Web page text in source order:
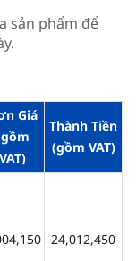
sản phẩm để
Giá
VAT)
Thành Tiền
(gồm VAT)
24,012,450